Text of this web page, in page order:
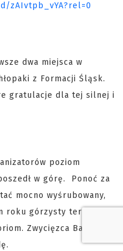
zAIvtpb_vYA?rel=0
dwa miejsca w
z Formacji Śląsk.
gratulacje dla tej silnej i
poziom
w górę. Ponoć za
mocno wyśrubowany,
górzysty teren dał
Zwycięzca Basica